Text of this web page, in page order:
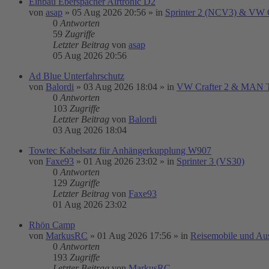
von asap » 05 Aug 2026 20:56 » in Sprinter 2 (NCV3) & VW
0 Antworten
59 Zugriffe
Letzter Beitrag von asap
05 Aug 2026 20:56
Ad Blue Unterfahrschutz
von Balordi » 03 Aug 2026 18:04 » in VW Crafter 2 & MAN
0 Antworten
103 Zugriffe
Letzter Beitrag von Balordi
03 Aug 2026 18:04
Towtec Kabelsatz für Anhängerkupplung W907
von Faxe93 » 01 Aug 2026 23:02 » in Sprinter 3 (VS30)
0 Antworten
129 Zugriffe
Letzter Beitrag von Faxe93
01 Aug 2026 23:02
Rhön Camp
von MarkusRC » 01 Aug 2026 17:56 » in Reisemobile und
0 Antworten
193 Zugriffe